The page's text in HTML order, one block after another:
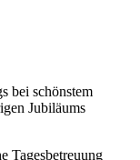
bei schönstem
Jubiläums
Tagesbetreuung